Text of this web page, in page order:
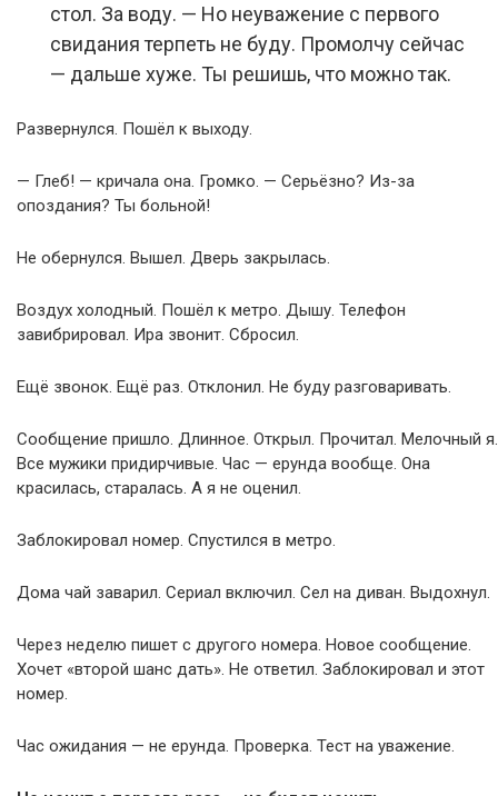
стол. За воду. — Но неуважение с первого
свидания терпеть не буду. Промолчу сейчас
— дальше хуже. Ты решишь, что можно так.
Развернулся. Пошёл к выходу.
— Глеб! — кричала она. Громко. — Серьёзно? Из-за
опоздания? Ты больной!
Не обернулся. Вышел. Дверь закрылась.
Воздух холодный. Пошёл к метро. Дышу. Телефон
завибрировал. Ира звонит. Сбросил.
Ещё звонок. Ещё раз. Отклонил. Не буду разговаривать.
Сообщение пришло. Длинное. Открыл. Прочитал. Мелочный я.
Все мужики придирчивые. Час — ерунда вообще. Она
красилась, старалась. А я не оценил.
Заблокировал номер. Спустился в метро.
Дома чай заварил. Сериал включил. Сел на диван. Выдохнул.
Через неделю пишет с другого номера. Новое сообщение.
Хочет «второй шанс дать». Не ответил. Заблокировал и этот
номер.
Час ожидания — не ерунда. Проверка. Тест на уважение.